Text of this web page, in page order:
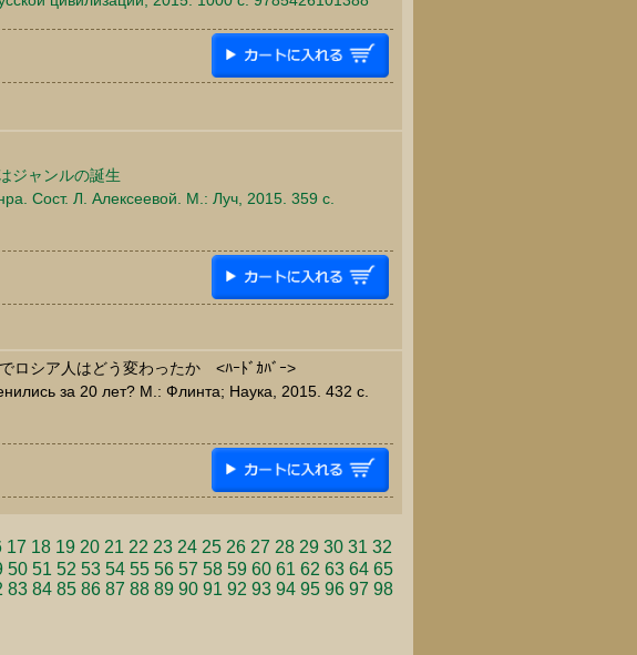
ジャンルの誕生
Сост. Л. Алексеевой. М.: Луч, 2015. 359 c.
ロシア人はどう変わったか <ﾊｰﾄﾞｶﾊﾞｰ>
за 20 лет? М.: Флинта; Наука, 2015. 432 c.
17 18 19 20 21 22 23 24 25 26 27 28 29 30 31 32
50 51 52 53 54 55 56 57 58 59 60 61 62 63 64 65
83 84 85 86 87 88 89 90 91 92 93 94 95 96 97 98